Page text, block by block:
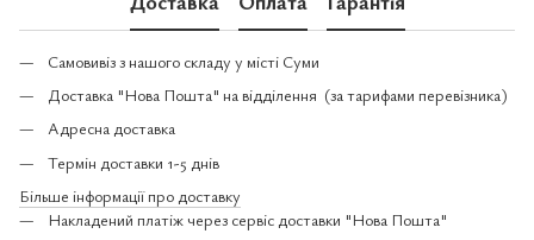
Самовивіз з нашого складу у місті Суми
Доставка "Нова Пошта" на відділення (за тарифами перевізника)
Адресна доставка
Термін доставки 1-5 днів
Більше інформації про доставку
Накладений платіж через сервіс доставки "Нова Пошта"